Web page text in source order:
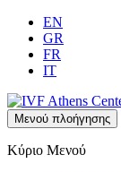
EN
GR
FR
IT
Μενού πλοήγησης
Κύριο Μενού